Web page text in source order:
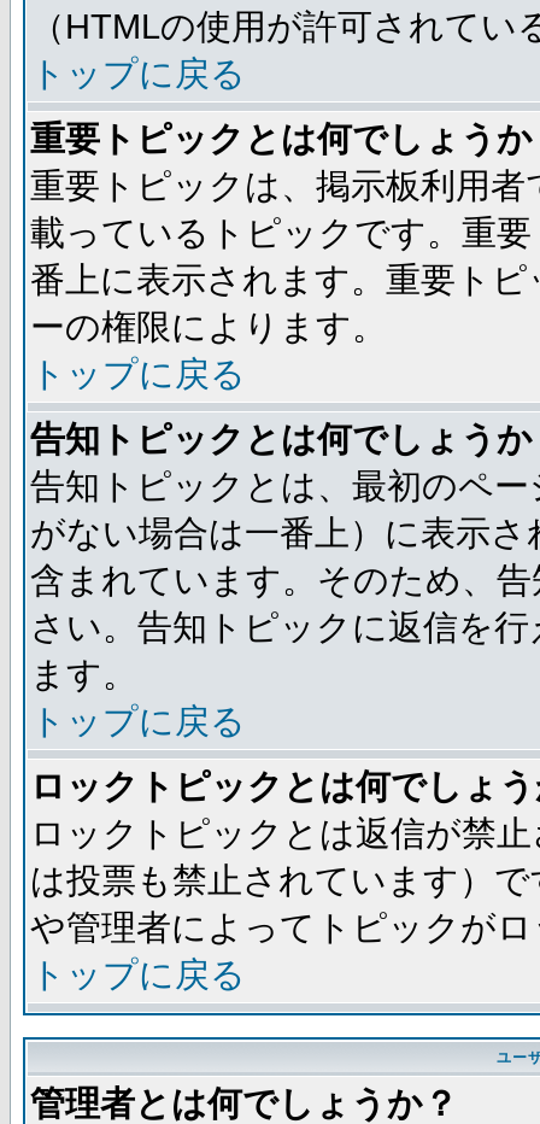
（HTMLの使用が許可されて
トップに戻る
重要トピックとは何でしょうか
重要トピックは、掲示板利用
載っているトピックです。重
番上に表示されます。重要ト
ーの権限によります。
トップに戻る
告知トピックとは何でしょうか
告知トピックとは、最初のペ
がない場合は一番上）に表示
含まれています。そのため、
さい。告知トピックに返信を
ます。
トップに戻る
ロックトピックとは何でしょ
ロックトピックとは返信が禁
は投票も禁止されています）
や管理者によってトピックが
トップに戻る
ユー
管理者とは何でしょうか？